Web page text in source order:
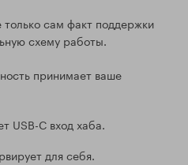
сам факт поддержки
схему работы.
принимает ваше
USB-C вход хаба.
для себя.